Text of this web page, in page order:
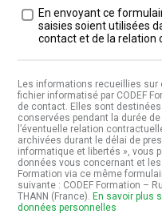
Traitement des données *
En envoyant ce
saisies soient utilisées
contact et de la relation
Les informations recueillies
fichier informatisé par CODEF
de contact. Elles sont
conservées pendant la durée
l’éventuelle relation
archivées durant le délai de
informatique et libertés », vous
données vous concernant et
Formation via ce même
suivante : CODEF Formation –
THANN (France). En savoir plus
données personnelles